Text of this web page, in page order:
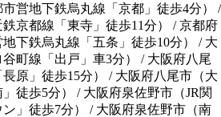
営地下鉄烏丸線「京都」徒歩4分） /
京都線「東寺」徒歩11分） / 京都府
下鉄烏丸線「五条」徒歩10分） / 大
町線「出戸」車3分） / 大阪府八尾
原」徒歩15分） / 大阪府八尾市（大
徒歩5分） / 大阪府泉佐野市（JR関
」徒歩7分） / 大阪府泉佐野市（南